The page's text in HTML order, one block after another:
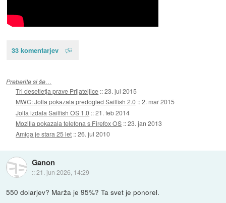
33 komentarjev
Preberite si še…
Tri desetletja prave Prijateljice ::23. jul 2015
MWC: Jolla pokazala predogled Sailfish 2.0 ::2. mar 2015
Jolla izdala Sailfish OS 1.0 ::21. feb 2014
Mozilla pokazala telefona s Firefox OS ::23. jan 2013
Amiga je stara 25 let ::26. jul 2010
Ganon
::21. jun 2026, 14:29
550 dolarjev? Marža je 95%? Ta svet je ponorel.